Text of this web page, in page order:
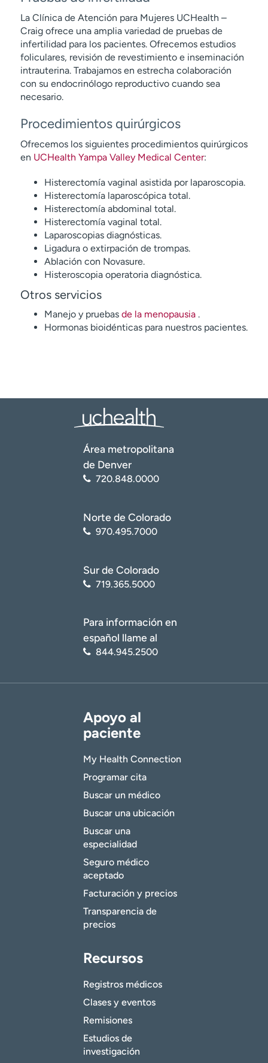
La Clínica de Atención para Mujeres UCHealth –
Craig ofrece una amplia variedad de pruebas de
infertilidad para los pacientes. Ofrecemos estudios
foliculares, revisión de revestimiento e inseminación
intrauterina. Trabajamos en estrecha colaboración
con su endocrinólogo reproductivo cuando sea
necesario.
Procedimientos quirúrgicos
Ofrecemos los siguientes procedimientos quirúrgicos
en UCHealth Yampa Valley Medical Center:
Histerectomía vaginal asistida por laparoscopia.
Histerectomía laparoscópica total.
Histerectomía abdominal total.
Histerectomía vaginal total.
Laparoscopias diagnósticas.
Ligadura o extirpación de trompas.
Ablación con Novasure.
Histeroscopia operatoria diagnóstica.
Otros servicios
Manejo y pruebas de la menopausia.
Hormonas bioidénticas para nuestros pacientes.
Área metropolitana
de Denver
720.848.0000
Norte de Colorado
970.495.7000
Sur de Colorado
719.365.5000
Para información en
español llame al
844.945.2500
Apoyo al
paciente
My Health Connection
Programar cita
Buscar un médico
Buscar una ubicación
Buscar una
especialidad
Seguro médico
aceptado
Facturación y precios
Transparencia de
precios
Recursos
Registros médicos
Clases y eventos
Remisiones
Estudios de
investigación